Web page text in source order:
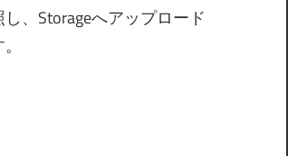
、Storageへアップロード